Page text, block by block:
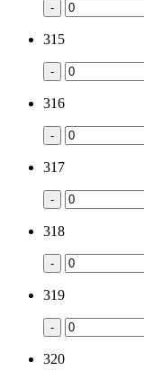
-
315
-
316
-
317
-
318
-
319
-
320